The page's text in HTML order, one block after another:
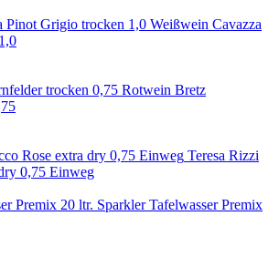
Weißwein Cavazza
Rotwein Bretz
Teresa Rizzi
0,75 Einweg
Sparkler Tafelwasser Premix